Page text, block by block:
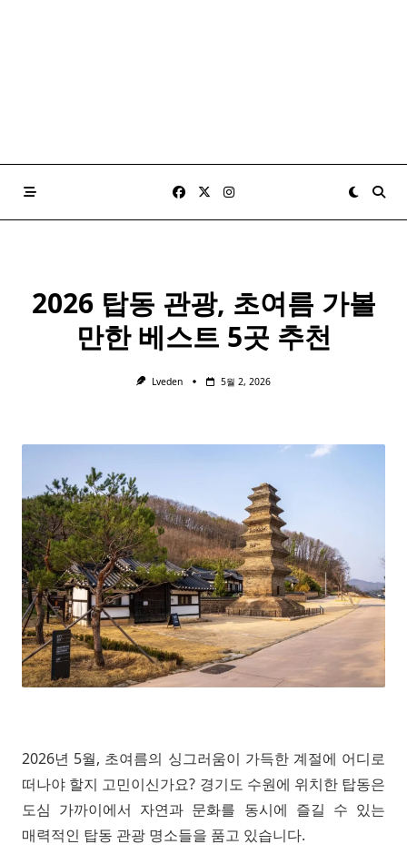
2026 탑동 관광, 초여름 가볼
만한 베스트 5곳 추천
Lveden 5월 2, 2026
2026년 5월, 초여름의 싱그러움이 가득한 계절에 어디로
떠나야 할지 고민이신가요? 경기도 수원에 위치한 탑동은
도심 가까이에서 자연과 문화를 동시에 즐길 수 있는
매력적인 탑동 관광 명소들을 품고 있습니다.